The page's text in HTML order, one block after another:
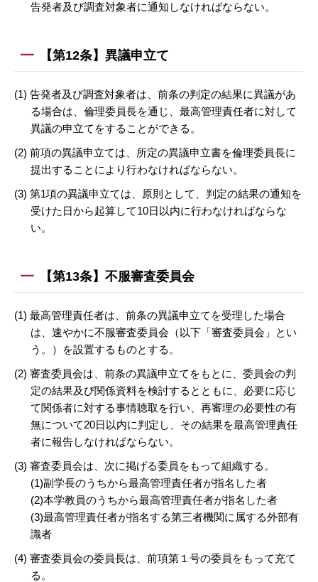
告発者及び調査対象者に通知しなければならない。
【第12条】異議申立て
(1) 告発者及び調査対象者は、前条の判定の結果に異議があ
る場合は、倫理委員長を通じ、最高管理責任者に対して
異議の申立てをすることができる。
(2) 前項の異議申立ては、所定の異議申立書を倫理委員長に
提出することにより行わなければならない。
(3) 第1項の異議申立ては、原則として、判定の結果の通知を
受けた日から起算して10日以内に行わなければならな
い。
【第13条】不服審査委員会
(1) 最高管理責任者は、前条の異議申立てを受理した場合
は、速やかに不服審査委員会（以下「審査委員会」とい
う。）を設置するものとする。
(2) 審査委員会は、前条の異議申立てをもとに、委員会の判
定の結果及び関係資料を検討するとともに、必要に応じ
て関係者に対する事情聴取を行い、再審理の必要性の有
無について20日以内に判定し、その結果を最高管理責任
者に報告しなければならない。
(3) 審査委員会は、次に掲げる委員をもって組織する。
(1)副学長のうちから最高管理責任者が指名した者
(2)本学教員のうちから最高管理責任者が指名した者
(3)最高管理責任者が指名する第三者機関に属する外部有
識者
(4) 審査委員会の委員長は、前項第１号の委員をもって充て
る。